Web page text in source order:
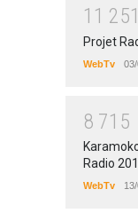
1 1 251
Projet
WebTv
8 71 5
Radio
WebTv